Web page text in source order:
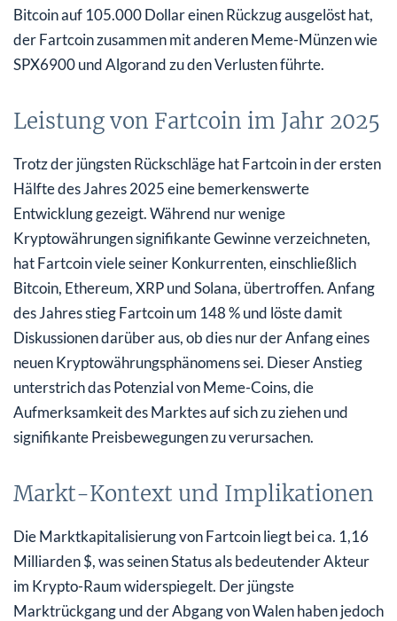
Bitcoin auf 105.000 Dollar einen Rückzug ausgelöst hat,
der Fartcoin zusammen mit anderen Meme-Münzen wie
SPX6900 und Algorand zu den Verlusten führte.
Leistung von Fartcoin im Jahr 2025
Trotz der jüngsten Rückschläge hat Fartcoin in der ersten
Hälfte des Jahres 2025 eine bemerkenswerte
Entwicklung gezeigt. Während nur wenige
Kryptowährungen signifikante Gewinne verzeichneten,
hat Fartcoin viele seiner Konkurrenten, einschließlich
Bitcoin, Ethereum, XRP und Solana, übertroffen. Anfang
des Jahres stieg Fartcoin um 148 % und löste damit
Diskussionen darüber aus, ob dies nur der Anfang eines
neuen Kryptowährungsphänomens sei. Dieser Anstieg
unterstrich das Potenzial von Meme-Coins, die
Aufmerksamkeit des Marktes auf sich zu ziehen und
signifikante Preisbewegungen zu verursachen.
Markt-Kontext und Implikationen
Die Marktkapitalisierung von Fartcoin liegt bei ca. 1,16
Milliarden $, was seinen Status als bedeutender Akteur
im Krypto-Raum widerspiegelt. Der jüngste
Marktrückgang und der Abgang von Walen haben jedoch